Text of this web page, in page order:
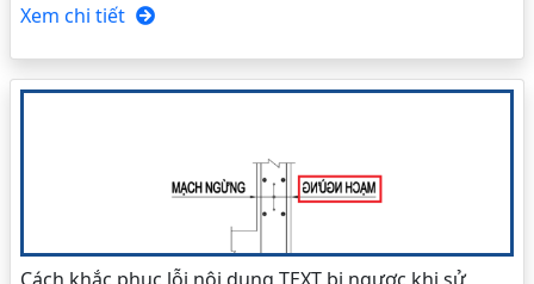
Xem chi tiết